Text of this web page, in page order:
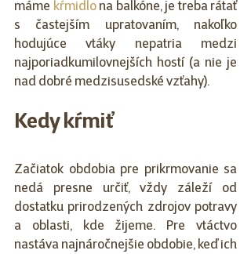
máme kŕmidlo na balkóne, je treba rátať
s častejším upratovaním, nakoľko
hodujúce vtáky nepatria medzi
najporiadkumilovnejších hostí (a nie je
nad dobré medzisusedské vzťahy).
Kedy kŕmiť
Začiatok obdobia pre prikrmovanie sa
nedá presne určiť, vždy záleží od
dostatku prirodzených zdrojov potravy
a oblasti, kde žijeme. Pre vtáctvo
nastáva najnáročnejšie obdobie, keď ich